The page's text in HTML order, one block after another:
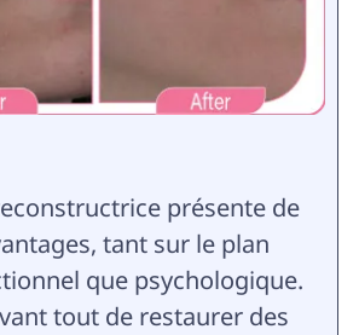
présente de
tant sur le plan
que psychologique.
tout de restaurer des